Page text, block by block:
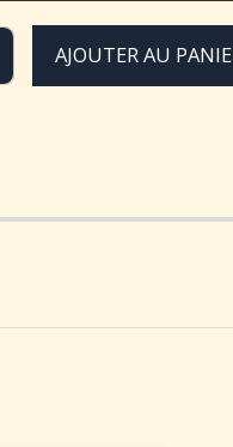
AJOUTER AU